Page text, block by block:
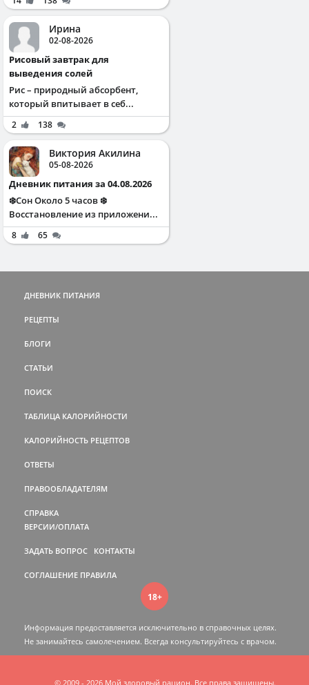
Ирина
02-08-2026
Рисовый завтрак для
выведения солей
Рис – природный абсорбент,
который впитывает в себ...
2 138
Виктория Акилина
05-08-2026
Дневник питания за 04.08.2026
❄️Сон Около 5 часов ❄️
Восстановление из приложени...
8 65
ДНЕВНИК ПИТАНИЯ
РЕЦЕПТЫ
БЛОГИ
СТАТЬИ
ПОИСК
ТАБЛИЦА КАЛОРИЙНОСТИ
КАЛОРИЙНОСТЬ РЕЦЕПТОВ
ОТВЕТЫ
ПРАВООБЛАДАТЕЛЯМ
СПРАВКА
ВЕРСИИ/ОПЛАТА
ЗАДАТЬ ВОПРОС КОНТАКТЫ
СОГЛАШЕНИЕ ПРАВИЛА
18+
Информация предоставляется исключительно в справочных целях.
Не занимайтесь самолечением. Всегда консультируйтесь c врачом.
© 2009 - 2026 Мой здоровый рацион. Все права защищены.